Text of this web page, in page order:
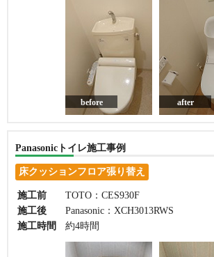
before after
Panasonicトイレ施工事例
床クッションフロア張り替え
施工前
TOTO：CES930F
施工後
Panasonic：XCH3013RWS
施工時間
約4時間